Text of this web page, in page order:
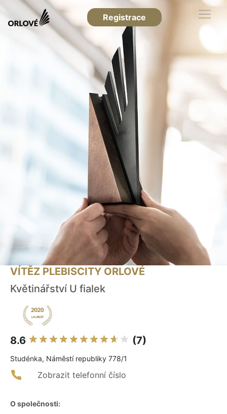
Registrace
VÍTĚZ PLEBISCITY ORLOVÉ
Květinářství U fialek
8.6 (7)
Studénka, Náměstí republiky 778/1
Zobrazit telefonní číslo
O společnosti: